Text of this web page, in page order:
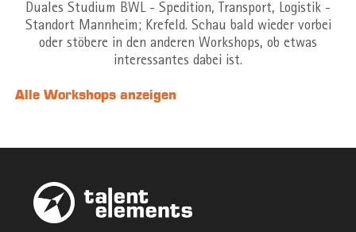
Duales Studium BWL - Spedition, Transport, Logistik -
Standort Mannheim; Krefeld. Schau bald wieder vorbei
oder stöbere in den anderen Workshops, ob etwas
interessantes dabei ist.
Alle Workshops anzeigen